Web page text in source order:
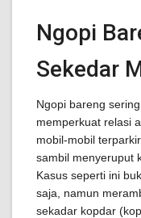
Ngopi
Sekedar
Ngopi bareng
memperkuat relasi
mobil-mobil
sambil menyeruput
Kasus seperti ini
saja, namun
sekadar kopdar